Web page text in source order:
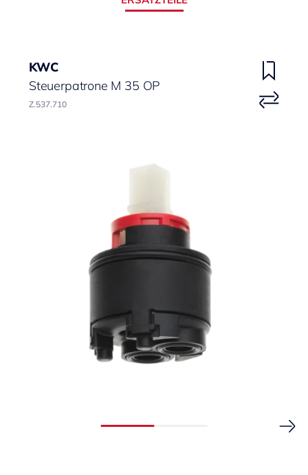
KWC
Steuerpatrone M 35 OP
Z.537.710